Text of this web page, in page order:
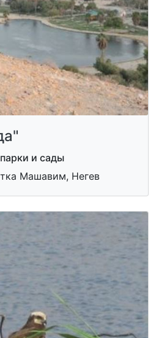
и сады
Машавим, Негев